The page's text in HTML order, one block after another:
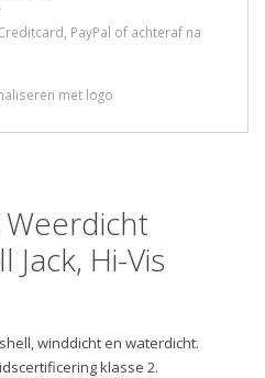
PayPal of achteraf na
met logo
Hi-Vis
winddicht en waterdicht.
klasse 2.